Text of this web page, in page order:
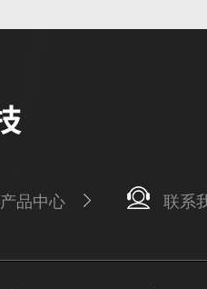
产品中心 联系